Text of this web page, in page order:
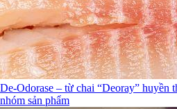
De-Odorase – từ chai “Deoray” huyền
nhóm sản phẩm